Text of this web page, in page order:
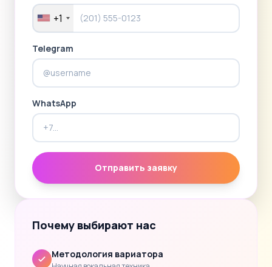
+1
Telegram
WhatsApp
Отправить заявку
Почему выбирают нас
Методология вариатора